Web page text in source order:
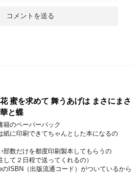
蜜を求めて 舞うあげは まさにまさ
と蝶
籍のペーパーバック
紙に印刷できてちゃんとした本になるの
部数だけを都度印刷製本してもらうの
して２日程で送ってくれるの）
のISBN（出版流通コード）がついているから